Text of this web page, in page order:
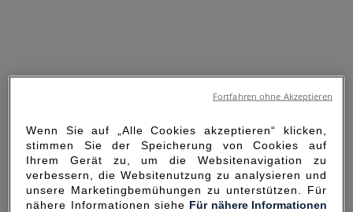
Wenn Sie auf „Alle Cookies akzeptieren“ klicken,
stimmen Sie der Speicherung von Cookies auf
Ihrem Gerät zu, um die Websitenavigation zu
verbessern, die Websitenutzung zu analysieren und
unsere Marketingbemühungen zu unterstützen. Für
nähere Informationen siehe Für nähere Informationen
Fortfahren ohne Akzeptieren